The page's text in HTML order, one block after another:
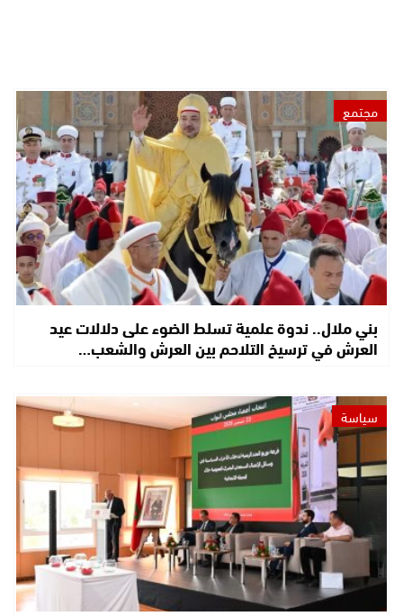
مجتمع
بني ملال.. ندوة علمية تسلط الضوء على دلالات عيد
العرش في ترسيخ التلاحم بين العرش والشعب…
سياسة